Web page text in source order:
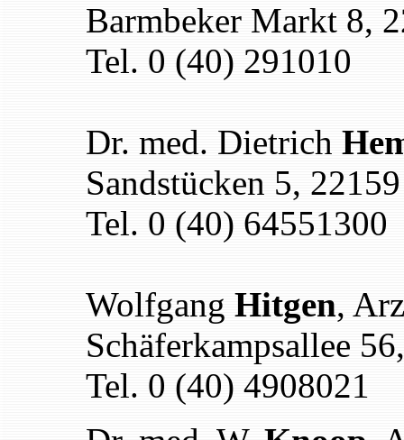
Barmbeker Markt 8,
Tel. 0 (40) 291010
Dr. med. Dietrich
Sandstücken 5,
Tel. 0 (40) 64551300
Wolfgang Hitgen,
Schäferkampsallee
Tel. 0 (40) 4908021